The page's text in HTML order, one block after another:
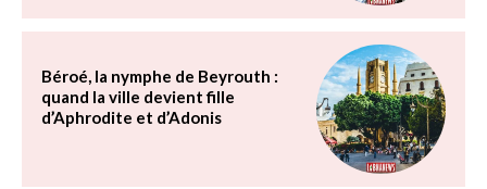
Béroé, la nymphe de Beyrouth :
quand la ville devient fille
d’Aphrodite et d’Adonis